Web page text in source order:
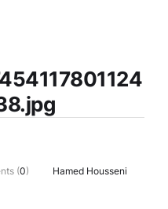
(0) Hamed Housseni